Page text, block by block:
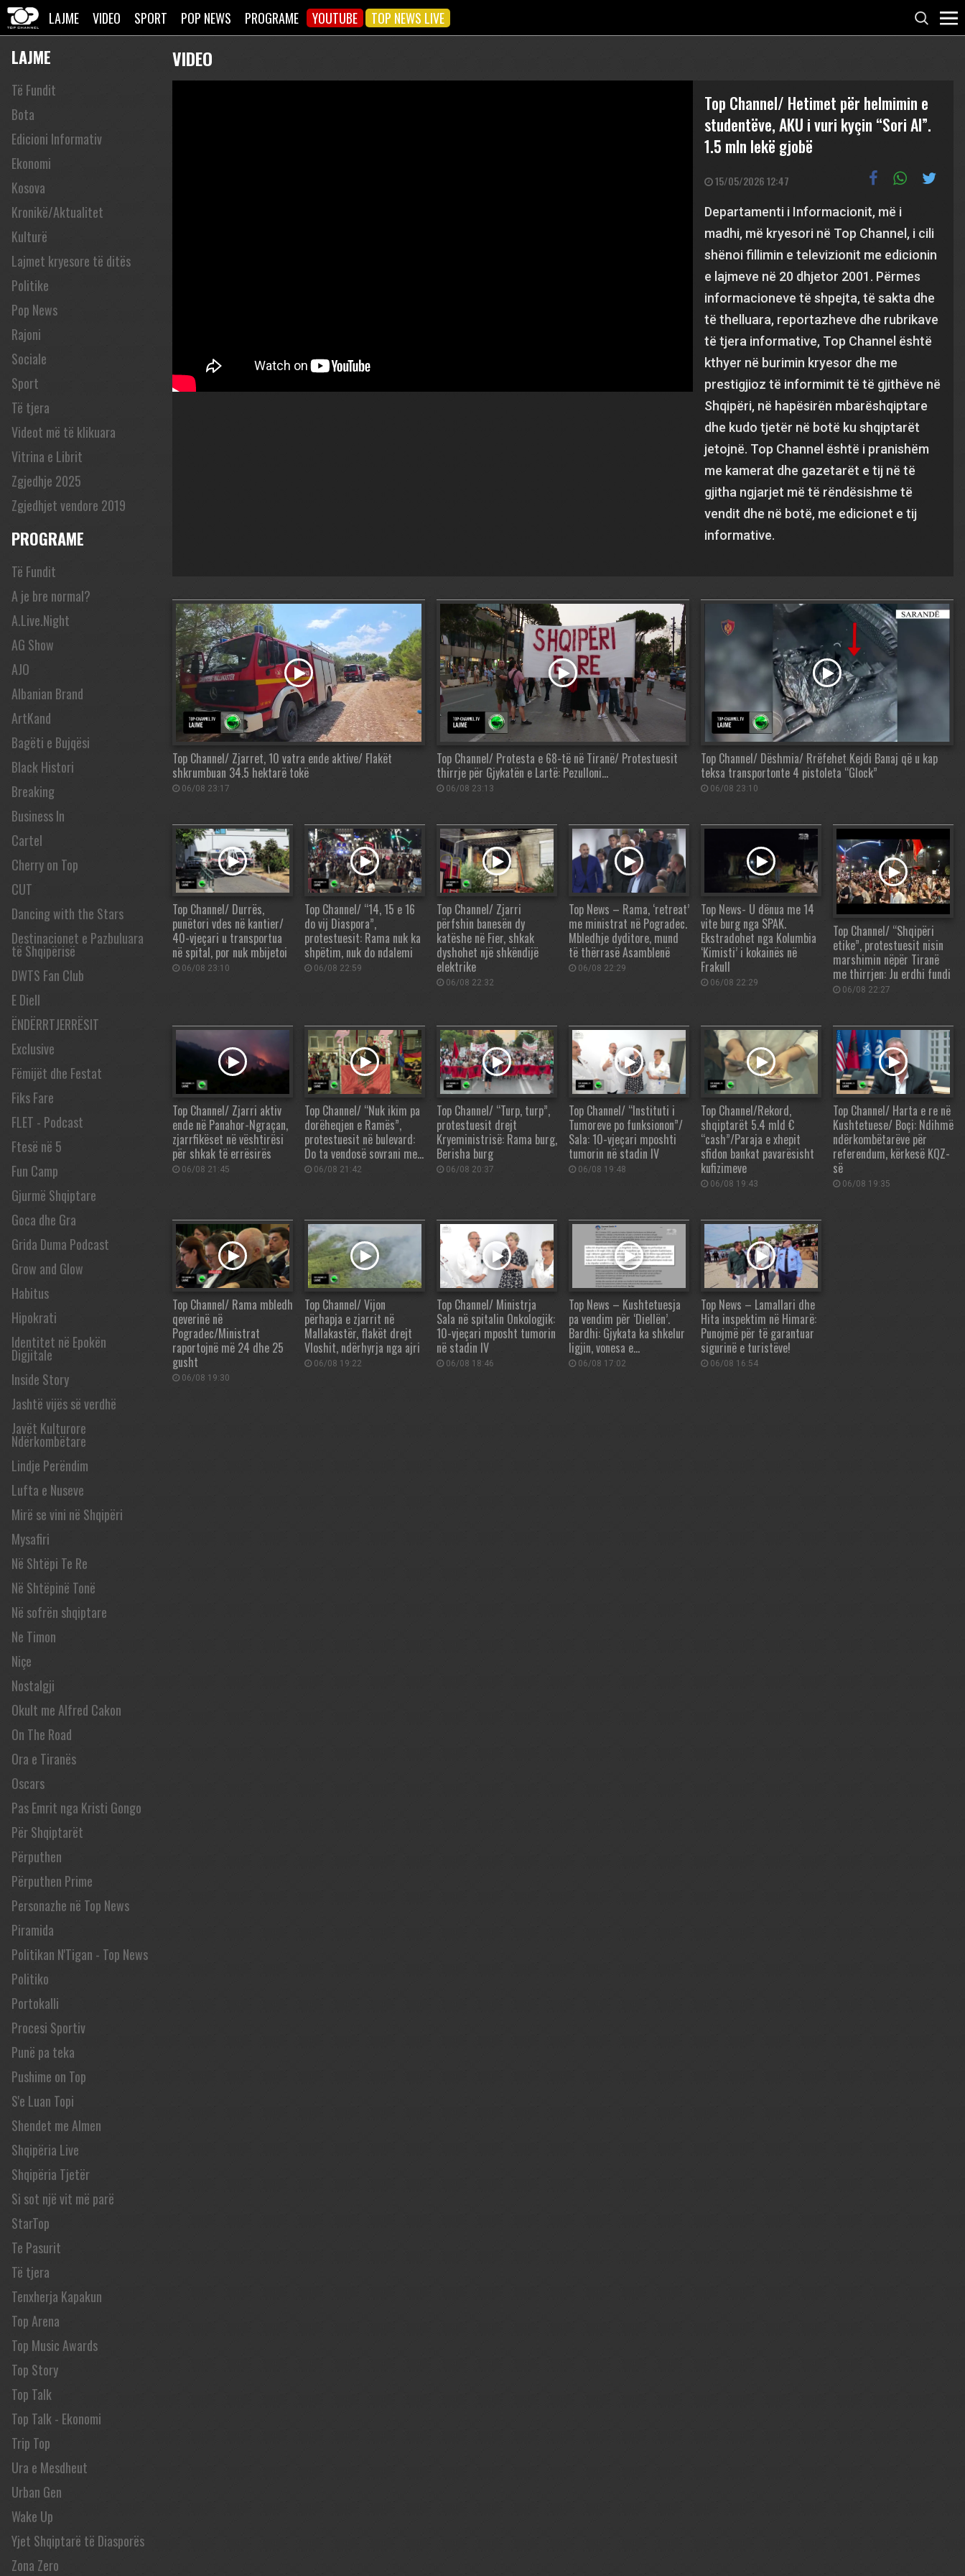
LAJME VIDEO SPORT POP NEWS PROGRAME YOUTUBE TOP NEWS LIVE
LAJME
Të Fundit
Bota
Edicioni Informativ
Ekonomi
Kosova
Kronikë/Aktualitet
Kulturë
Lajmet kryesore të ditës
Politike
Pop News
Rajoni
Sociale
Sport
Të tjera
Videot më të klikuara
Vitrina e Librit
Zgjedhje 2025
Zgjedhjet vendore 2019
PROGRAME
Të Fundit
A je bre normal?
A.Live.Night
AG Show
AJO
Albanian Brand
ArtKand
Bagëti e Bujqësi
Black Histori
Breaking
Business In
Cartel
Cherry on Top
CUT
Dancing with the Stars
Destinacionet e Pazbuluara
të Shqipërisë
DWTS Fan Club
E Diell
ËNDËRRTJERRËSIT
Exclusive
Fëmijët dhe Festat
Fiks Fare
FLET - Podcast
Ftesë në 5
Fun Camp
Gjurmë Shqiptare
Goca dhe Gra
Grida Duma Podcast
Grow and Glow
Habitus
Hipokrati
Identitet në Epokën
Digjitale
Inside Story
Jashtë vijës së verdhë
Javët Kulturore
Ndërkombëtare
Lindje Perëndim
Lufta e Nuseve
Mirë se vini në Shqipëri
Mysafiri
Në Shtëpi Te Re
Në Shtëpinë Tonë
Në sofrën shqiptare
Ne Timon
Niçe
Nostalgji
Okult me Alfred Cakon
On The Road
Ora e Tiranës
Oscars
Pas Emrit nga Kristi Gongo
Për Shqiptarët
Përputhen
Përputhen Prime
Personazhe në Top News
Piramida
Politikan N'Tigan - Top News
Politiko
Portokalli
Procesi Sportiv
Punë pa teka
Pushime on Top
S'e Luan Topi
Shendet me Almen
Shqipëria Live
Shqipëria Tjetër
Si sot një vit më parë
StarTop
Te Pasurit
Të tjera
Tenxherja Kapakun
Top Arena
Top Music Awards
Top Story
Top Talk
Top Talk - Ekonomi
Trip Top
Ura e Mesdheut
Urban Gen
Wake Up
Yjet Shqiptarë të Diasporës
Zona Zero
VIDEO
Top Channel/ Hetimet për helmimin e
studentëve, AKU i vuri kyçin “Sori Al”.
1.5 mln lekë gjobë
15/05/2026 12:47
Departamenti i Informacionit, më i
madhi, më kryesori në Top Channel, i cili
shënoi fillimin e televizionit me edicionin
e lajmeve në 20 dhjetor 2001. Përmes
informacioneve të shpejta, të sakta dhe
të thelluara, reportazheve dhe rubrikave
të tjera informative, Top Channel është
kthyer në burimin kryesor dhe me
prestigjioz të informimit të të gjithëve në
Shqipëri, në hapësirën mbarëshqiptare
dhe kudo tjetër në botë ku shqiptarët
jetojnë. Top Channel është i pranishëm
me kamerat dhe gazetarët e tij në të
gjitha ngjarjet më të rëndësishme të
vendit dhe në botë, me edicionet e tij
informative.
Top Channel/ Zjarret, 10 vatra ende aktive/ Flakët
shkrumbuan 34.5 hektarë tokë
06/08 23:17
Top Channel/ Protesta e 68-të në Tiranë/ Protestuesit
thirrje për Gjykatën e Lartë: Pezulloni…
06/08 23:13
Top Channel/ Dëshmia/ Rrëfehet Kejdi Banaj që u kap
teksa transportonte 4 pistoleta “Glock”
06/08 23:10
Top Channel/ Durrës,
punëtori vdes në kantier/
40-vjeçari u transportua
në spital, por nuk mbijetoi
06/08 23:10
Top Channel/ “14, 15 e 16
do vij Diaspora”,
protestuesit: Rama nuk ka
shpëtim, nuk do ndalemi
06/08 22:59
Top Channel/ Zjarri
përfshin banesën dy
katëshe në Fier, shkak
dyshohet një shkëndijë
elektrike
06/08 22:32
Top News – Rama, ‘retreat’
me ministrat në Pogradec.
Mbledhje dyditore, mund
të thërrasë Asamblenë
06/08 22:29
Top News- U dënua me 14
vite burg nga SPAK.
Ekstradohet nga Kolumbia
‘Kimisti’ i kokainës në
Frakull
06/08 22:29
Top Channel/ “Shqipëri
etike”, protestuesit nisin
marshimin nëpër Tiranë
me thirrjen: Ju erdhi fundi
06/08 22:27
Top Channel/ Zjarri aktiv
ende në Panahor-Ngraçan,
zjarrfikëset në vështirësi
për shkak të errësirës
06/08 21:45
Top Channel/ “Nuk ikim pa
dorëheqjen e Ramës”,
protestuesit në bulevard:
Do ta vendosë sovrani me…
06/08 21:42
Top Channel/ “Turp, turp”,
protestuesit drejt
Kryeministrisë: Rama burg,
Berisha burg
06/08 20:37
Top Channel/ “Instituti i
Tumoreve po funksionon”/
Sala: 10-vjeçari mposhti
tumorin në stadin IV
06/08 19:48
Top Channel/Rekord,
shqiptarët 5.4 mld €
“cash”/Paraja e xhepit
sfidon bankat pavarësisht
kufizimeve
06/08 19:43
Top Channel/ Harta e re në
Kushtetuese/ Boçi: Ndihmë
ndërkombëtarëve për
referendum, kërkesë KQZ-
së
06/08 19:35
Top Channel/ Rama mbledh
qeverinë në
Pogradec/Ministrat
raportojnë më 24 dhe 25
gusht
06/08 19:30
Top Channel/ Vijon
përhapja e zjarrit në
Mallakastër, flakët drejt
Vloshit, ndërhyrja nga ajri
06/08 19:22
Top Channel/ Ministrja
Sala në spitalin Onkologjik:
10-vjeçari mposht tumorin
në stadin IV
06/08 18:46
Top News – Kushtetuesja
pa vendim për ‘Diellën’.
Bardhi: Gjykata ka shkelur
ligjin, vonesa e…
06/08 17:02
Top News – Lamallari dhe
Hita inspektim në Himarë:
Punojmë për të garantuar
sigurinë e turistëve!
06/08 16:54